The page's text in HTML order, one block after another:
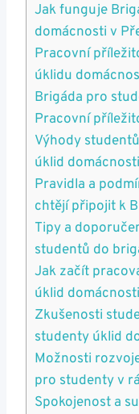
Jak funguje
domácnosti v
Pracovní
úklidu
Brigáda pro
Pracovní
Výhody
úklid
Pravidla a
chtějí připojit k
Tipy a
studentů do
Jak začít
úklid
Zkušenosti
studenty úklid
Možnosti
pro studenty v
Spokojenost a